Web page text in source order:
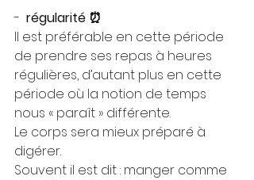
- régularité ⏰
Il est préférable en cette période
de prendre ses repas à heures
régulières, d’autant plus en cette
période où la notion de temps
nous « paraît » différente.
Le corps sera mieux préparé à
digérer.
Souvent il est dit : manger comme